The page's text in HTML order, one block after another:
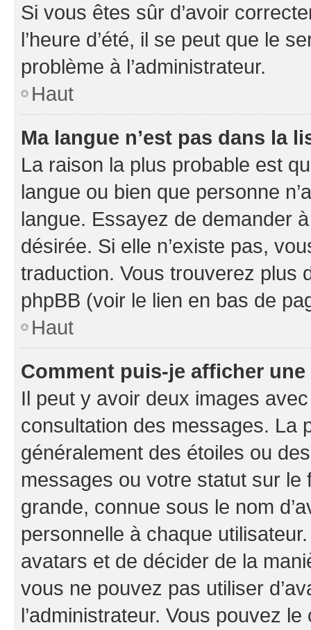
Si vous êtes sûr d’avoir
l’heure d’été, il se peut que le
problème à l’administrateur.
Haut
Ma langue n’est pas dans la
La raison la plus probable est
langue ou bien que personne
langue. Essayez de demander
désirée. Si elle n’existe pas,
traduction. Vous trouverez plus
phpBB (voir le lien en bas de
Haut
Comment puis-je afficher
Il peut y avoir deux images
consultation des messages. La
généralement des étoiles ou
messages ou votre statut sur
grande, connue sous le nom
personnelle à chaque utilisateur.
avatars et de décider de la
vous ne pouvez pas utiliser
l’administrateur. Vous pouvez